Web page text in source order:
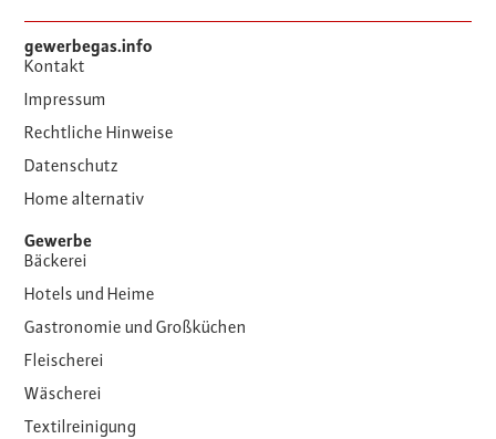
gewerbegas.info
Kontakt
Impressum
Rechtliche Hinweise
Datenschutz
Home alternativ
Gewerbe
Bäckerei
Hotels und Heime
Gastronomie und Großküchen
Fleischerei
Wäscherei
Textilreinigung